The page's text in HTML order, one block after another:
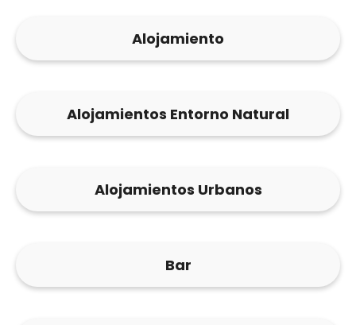
Alojamiento
Alojamientos Entorno Natural
Alojamientos Urbanos
Bar